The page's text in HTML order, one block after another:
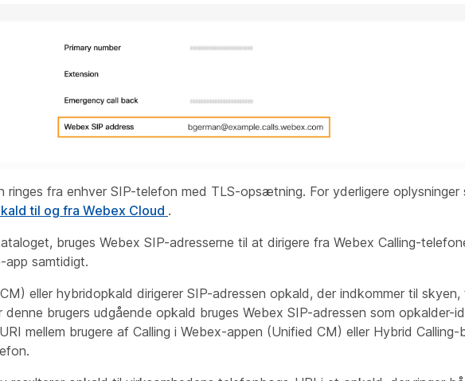
ringes fra enhver SIP-telefon med TLS-opsætning. For yderligere oplysninger
til og fra Webex Cloud .
bruges Webex SIP-adresserne til at dirigere fra Webex Calling-
app samtidigt.
eller hybridopkald dirigerer SIP-adressen opkald, der indkommer til
denne brugers udgående opkald bruges Webex SIP-adressen som opkalder-
mellem brugere af Calling i Webex-appen (Unified CM) eller Hybrid Calling-